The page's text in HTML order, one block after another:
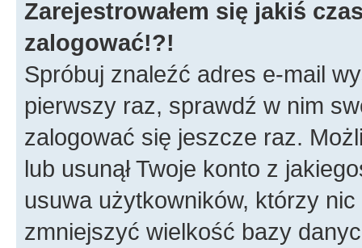
Zarejestrowałem się jakiś
zalogować!?!
Spróbuj znaleźć adres e-mail
pierwszy raz, sprawdź w nim
zalogować się jeszcze raz.
lub usunął Twoje konto z
usuwa użytkowników, którzy
zmniejszyć wielkość bazy